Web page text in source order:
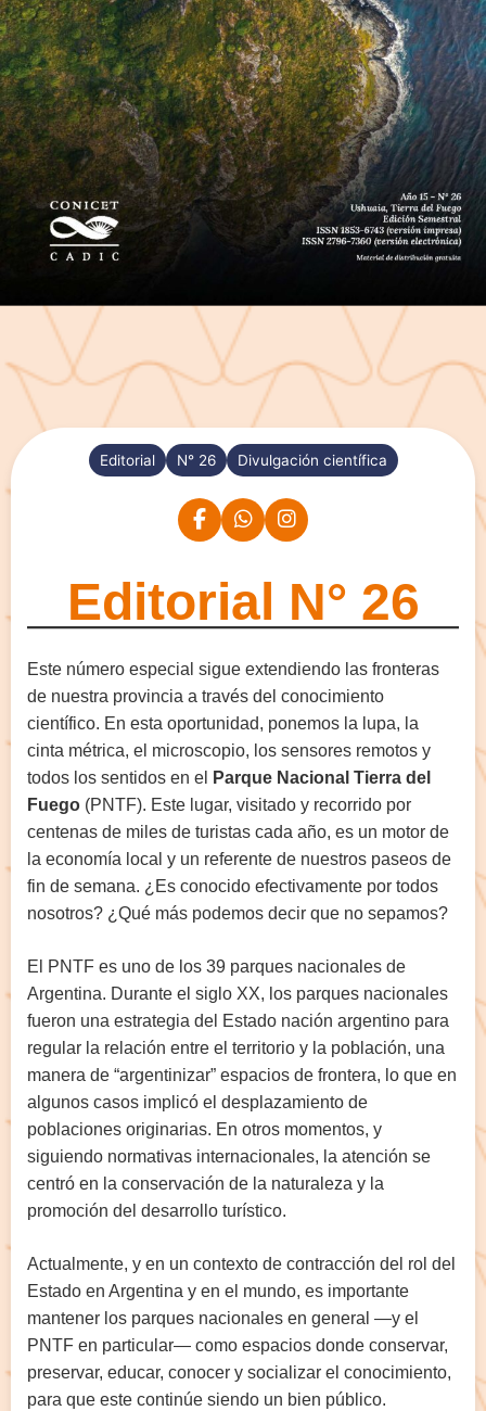
Editorial N° 26 Divulgación científica
Editorial N° 26
Este número especial sigue extendiendo las fronteras
de nuestra provincia a través del conocimiento
científico. En esta oportunidad, ponemos la lupa, la
cinta métrica, el microscopio, los sensores remotos y
todos los sentidos en el
Parque Nacional Tierra del
Fuego (PNTF). Este lugar, visitado y recorrido por
centenas de miles de turistas cada año, es un motor de
la economía local y un referente de nuestros paseos de
fin de semana. ¿Es conocido efectivamente por todos
nosotros? ¿Qué más podemos decir que no sepamos?
El PNTF es uno de los 39 parques nacionales de
Argentina. Durante el siglo XX, los parques nacionales
fueron una estrategia del Estado nación argentino para
regular la relación entre el territorio y la población, una
manera de “argentinizar” espacios de frontera, lo que en
algunos casos implicó el desplazamiento de
poblaciones originarias. En otros momentos, y
siguiendo normativas internacionales, la atención se
centró en la conservación de la naturaleza y la
promoción del desarrollo turístico.
Actualmente, y en un contexto de contracción del rol del
Estado en Argentina y en el mundo, es importante
mantener los parques nacionales en general —y el
PNTF en particular— como espacios donde conservar,
preservar, educar, conocer y socializar el conocimiento,
para que este continúe siendo un bien público.